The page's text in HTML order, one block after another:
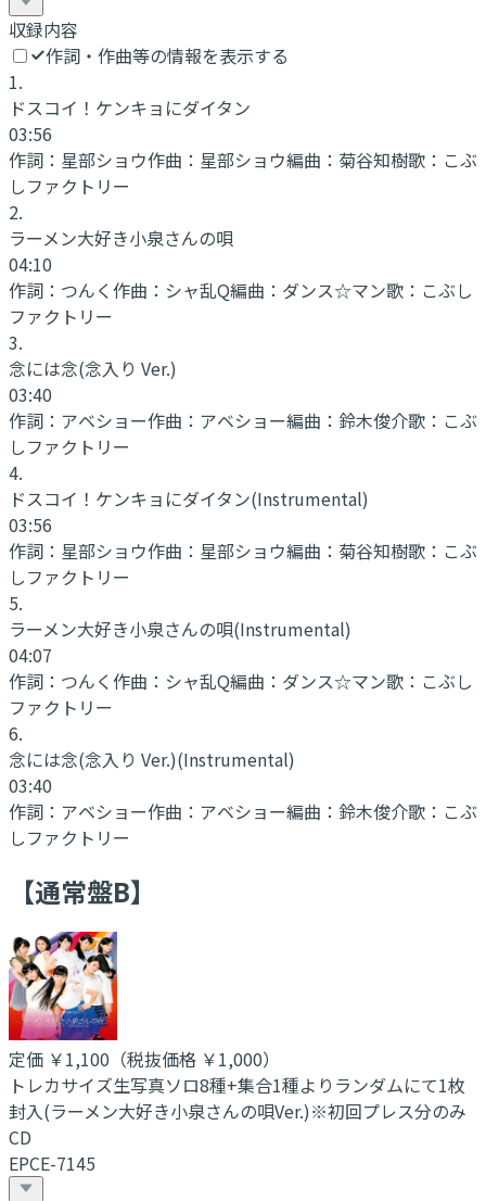
収録内容
作詞・作曲等の情報を表示する
1.
ドスコイ！ケンキョにダイタン
03:56
作詞： 星部ショウ作曲： 星部ショウ編曲： 菊谷知樹歌： こぶ
しファクトリー
2.
ラーメン大好き小泉さんの唄
04:10
作詞： つんく作曲： シャ乱Q編曲： ダンス☆マン歌： こぶし
ファクトリー
3.
念には念(念入り Ver.)
03:40
作詞： アベショー作曲： アベショー編曲： 鈴木俊介歌： こぶ
しファクトリー
4.
ドスコイ！ケンキョにダイタン(Instrumental)
03:56
作詞： 星部ショウ作曲： 星部ショウ編曲： 菊谷知樹歌： こぶ
しファクトリー
5.
ラーメン大好き小泉さんの唄(Instrumental)
04:07
作詞： つんく作曲： シャ乱Q編曲： ダンス☆マン歌： こぶし
ファクトリー
6.
念には念(念入り Ver.)(Instrumental)
03:40
作詞： アベショー作曲： アベショー編曲： 鈴木俊介歌： こぶ
しファクトリー
【通常盤B】
定価 ￥1,100 （税抜価格 ￥1,000）
トレカサイズ生写真ソロ8種+集合1種よりランダムにて1枚
封入(ラーメン大好き小泉さんの唄Ver.)※初回プレス分のみ
CD
EPCE-7145